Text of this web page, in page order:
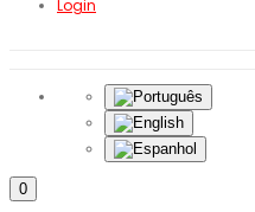
Login
0